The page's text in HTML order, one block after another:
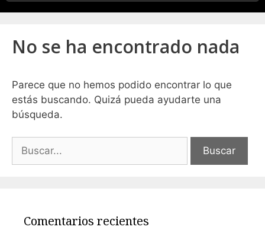
No se ha encontrado nada
Parece que no hemos podido encontrar lo que
estás buscando. Quizá pueda ayudarte una
búsqueda.
Comentarios recientes